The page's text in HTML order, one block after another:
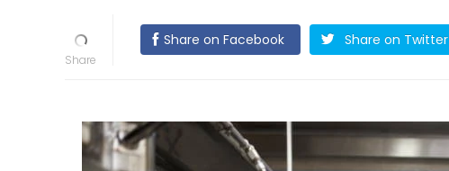
Share on Facebook Share on Twitter